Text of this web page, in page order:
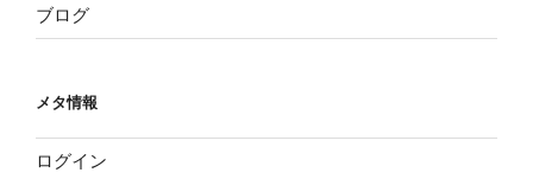
ブログ
メタ情報
ログイン